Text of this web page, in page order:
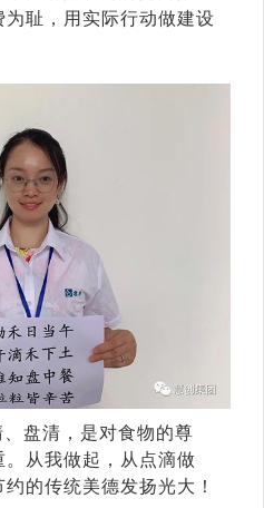
耻，用实际行动做建设
盘清，是对食物的尊
从我做起，从点滴做
的传统美德发扬光大！